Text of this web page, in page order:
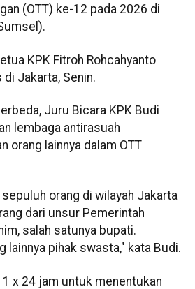
(OTT) ke-12 pada 2026 di
KPK Fitroh Rohcahyanto
Jakarta, Senin.
Juru Bicara KPK Budi
lembaga antirasuah
orang lainnya dalam OTT
orang di wilayah Jakarta
dari unsur Pemerintah
salah satunya bupati.
lainnya pihak swasta," kata Budi.
x 24 jam untuk menentukan